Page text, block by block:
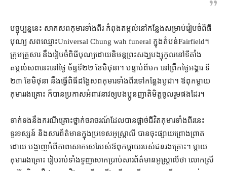
បច្ចុប្បន្ន​នេះ សាកសព​កុមារ​ទាំងពីរ កំពុង​តម្កល់​នៅ​កន្លែង​សម្រាប់​រៀបចំ​ពិធី
បុណ្យ សព​ឈ្មោះ​Universal Chung wah funeral ក្នុង​តំបន់​Fairfield​។
ក្រុម​គ្រួសារ នឹង​រៀបចំ​ពិធីបុណ្យ​ដោយ​និមន្ត​ព្រះសង្ឃ​បង្សុកូល​នៅ​ទីតាំង​
តម្កល់សព​នេះ​នៅ​ថ្ងៃ ច័ន្ទ​ទី​២២ ខែ​មិថុនា​។ បន្ទាប់ពី​មក នៅ​ព្រឹក​ថ្ងៃ​អង្គារ ទី​
២៣ ខែមិថុនា នឹង​ធ្វើ​ពិធី​ដង្ហែ​សព​កុមារ​ទាំងពីរ​ទៅ​កន្លែង​បូជា​។ ឪពុក​ម្តាយ​
កុមារ​រងគ្រោះ ក៏បាន​ប្រកាស​អំពាវនាវ​ឲ្យ​បងប្អូន​ញាតិមិត្ត​ចូលរួម​ផង​ដែរ។
ទាក់ទង​នឹង​ករណី​គ្រោះថ្នាក់​ចរាចរណ៍​ដែល​បាន​ផ្តាច់​ជីវិត​កុមារ​ទាំងពីរ​នេះ​
ទូរទស្សន៍ និង​សារព័ត៌មាន​ក្នុង​ប្រទេស​អូស្ត្រាលី បាន​ចុះផ្សាយ​ព្រោងព្រាត​
ដោយ បង្ហាញ​អំពី​ភាព​សោកសៅ​របស់​ឪពុក​ម្តាយ​របស់​ជនរងគ្រោះ។ ម្តាយ​
កុមារ​រងគ្រោះ រៀបរាប់​ទាំង​ទួញ​សោក​ប្រាប់​សារព័ត៌មាន​អូស្ត្រាលី​ថា លោកស្រី